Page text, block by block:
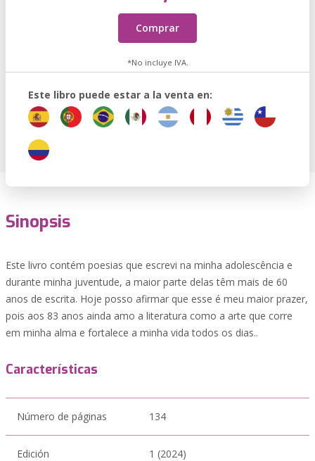
Comprar
*No incluye IVA.
Este libro puede estar a la venta en:
Sinopsis
Este livro contém poesias que escrevi na minha adolescência e
durante minha juventude, a maior parte delas têm mais de 60
anos de escrita. Hoje posso afirmar que esse é meu maior prazer,
pois aos 83 anos ainda amo a literatura como a arte que corre
em minha alma e fortalece a minha vida todos os dias..
Características
Número de páginas 134
Edición 1 (2024)